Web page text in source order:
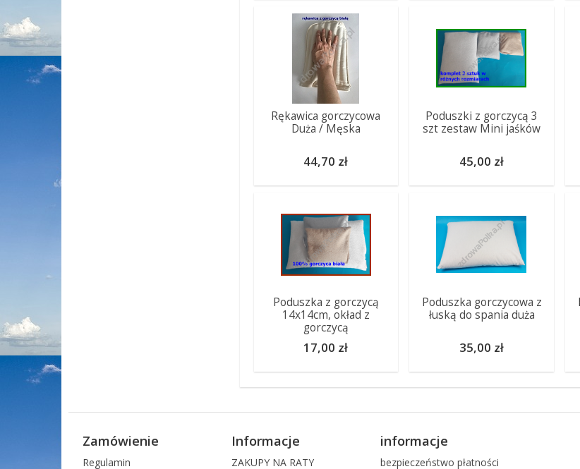
Rękawica gorczycowa
Duża / Męska
44,70 zł
Poduszki z gorczycą 3
szt zestaw Mini jaśków
45,00 zł
Poduszka z gorczycą
14x14cm, okład z
gorczycą
17,00 zł
Poduszka gorczycowa z
łuską do spania duża
35,00 zł
Zamówienie
Regulamin
Informacje
ZAKUPY NA RATY
informacje
bezpieczeństwo płatności